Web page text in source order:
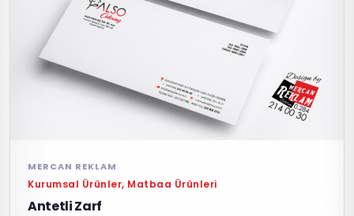
MERCAN REKLAM
Kurumsal Ürünler, Matbaa Ürünleri
Antetli Zarf